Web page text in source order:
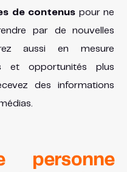
de contenus pour ne
par de nouvelles
aussi en mesure
et opportunités plus
des informations
personne